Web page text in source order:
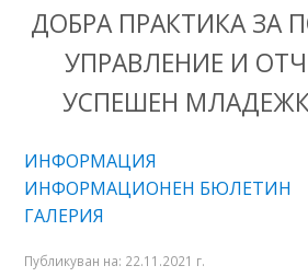
ДОБРА ПРАКТИКА ЗА
УПРАВЛЕНИЕ И
УСПЕШЕН
ИНФОРМАЦИЯ
ИНФОРМАЦИОНЕН БЮЛЕТИН
ГАЛЕРИЯ
Публикуван на: 22.11.2021 г.